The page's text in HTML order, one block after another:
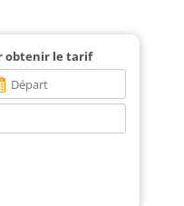
obtenir le tarif